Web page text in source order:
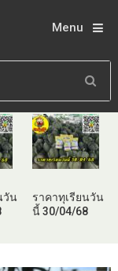
Menu
วัน
ราคาทุเรียนวัน
นี้ 30/04/68